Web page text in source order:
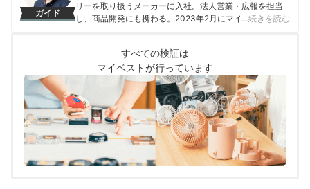
ガイド
リーを取り扱うメーカーに入社。法人営業・広報を担当
し、商品開発にも携わる。2023年2月にマイベストに入
家電を中心に幅広いジャンルのコンテンツ制作に携わ
る。「専門性をもとにした調査・検証を通じ、一人ひと
りに合った選択肢を分かりやすく提案すること」を心が
けて、コンテンツ制作を行っている。
八幡康平のプロフィール
…続きを読む
すべての検証は
マイベストが行っています